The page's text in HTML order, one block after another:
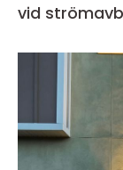
vid